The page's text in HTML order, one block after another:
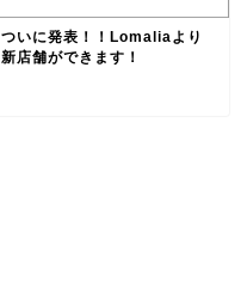
ついに発表！！Lomaliaより
新店舗ができます！